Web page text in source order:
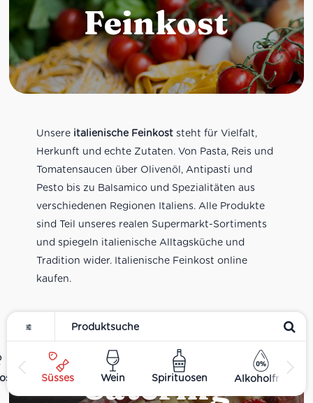
Süsses Wein Spirituosen Alkoholfrei
Feinkost
Unsere italienische Feinkoststeht für Vielfalt,
Herkunft und echte Zutaten. Von Pasta, Reis und
Tomatensaucen über Olivenöl, Antipasti und
Pesto bis zu Balsamico und Spezialitäten aus
verschiedenen Regionen Italiens. Alle Produkte
sind Teil unseres realen Supermarkt-Sortiments
und spiegeln italienische Alltagsküche und
Tradition wider. Italienische Feinkost online
kaufen.
Catering